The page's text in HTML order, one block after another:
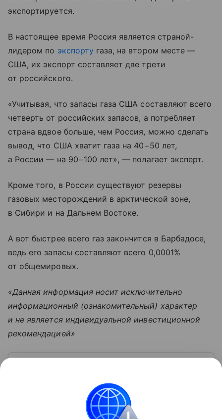
экспортируется.
В настоящее время Россия является страной-
лидером по экспорту газа, на втором месте —
США, их экспорт составляет две трети
от российского.
«Учитывая, что запасы газа США составляют всего
четверть от российских запасов, а потребляет
страна вдвое больше, чем Россия, можно сделать
вывод, что США хватит газа на 40−50 лет,
а России — на 90−100 лет», — полагает эксперт.
Кроме того, в России существуют резервы
газовых месторождений в арктической зоне,
в Сибири и на Дальнем Востоке.
А вот быстрее всего газ закончится в Барбадосе,
ведь его запасы составляют всего 0,0001%
от общемировых.
«Данная информация носит исключительно
информационный (ознакомительный) характер
и не является индивидуальной инвестиционной
рекомендацией»
В глобальном мире перемещение товаров и услуг
из одной страны в другую для продажи — это